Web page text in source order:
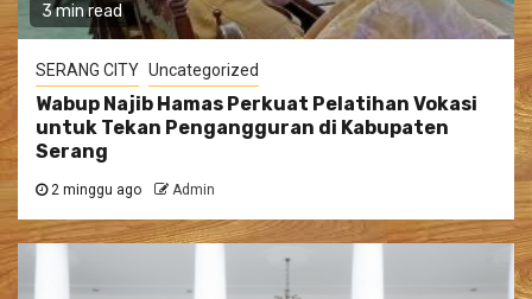
3 min read
SERANG CITY Uncategorized
Wabup Najib Hamas Perkuat Pelatihan Vokasi
untuk Tekan Pengangguran di Kabupaten
Serang
2 minggu ago Admin